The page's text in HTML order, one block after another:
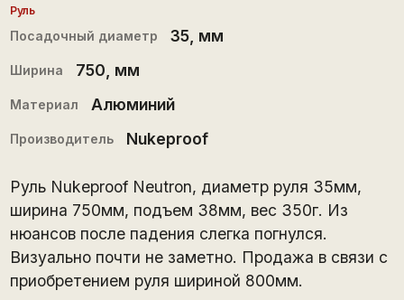
Руль
Посадочный диаметр 35, мм
Ширина 750 , мм
Материал Алюминий
Производитель Nukeproof
Руль Nukeproof Neutron, диаметр руля 35мм,
ширина 750мм, подъем 38мм, вес 350г. Из
нюансов после падения слегка погнулся.
Визуально почти не заметно. Продажа в связи с
приобретением руля шириной 800мм.